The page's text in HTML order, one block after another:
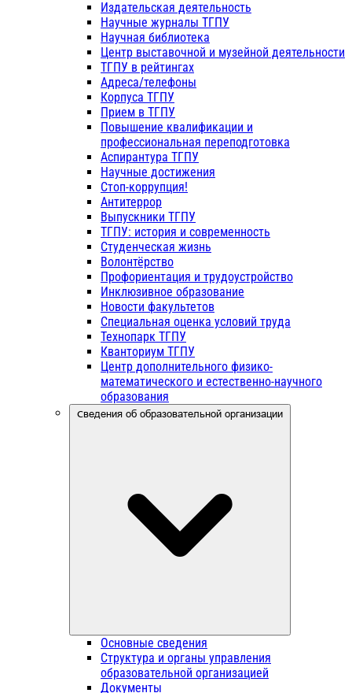
Издательская деятельность
Научные журналы ТГПУ
Научная библиотека
Центр выставочной и музейной деятельности
ТГПУ в рейтингах
Адреса/телефоны
Корпуса ТГПУ
Прием в ТГПУ
Повышение квалификации и
профессиональная переподготовка
Аспирантура ТГПУ
Научные достижения
Стоп-коррупция!
Антитеррор
Выпускники ТГПУ
ТГПУ: история и современность
Студенческая жизнь
Волонтёрство
Профориентация и трудоустройство
Инклюзивное образование
Новости факультетов
Специальная оценка условий труда
Технопарк ТГПУ
Кванториум ТГПУ
Центр дополнительного физико-
математического и естественно-научного
образования
Сведения об образовательной организации
Основные сведения
Структура и органы управления
образовательной организацией
Документы